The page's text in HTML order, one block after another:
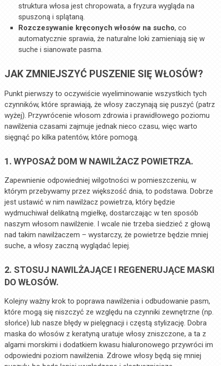
struktura włosa jest chropowata, a fryzura wygląda na
spuszoną i splątaną.
Rozczesywanie kręconych włosów na sucho, co
automatycznie sprawia, że naturalne loki zamieniają się w
suche i sianowate pasma.
JAK ZMNIEJSZYĆ PUSZENIE SIĘ WŁOSÓW?
Punkt pierwszy to oczywiście wyeliminowanie wszystkich tych
czynników, które sprawiają, że włosy zaczynają się puszyć (patrz
wyżej). Przywrócenie włosom zdrowia i prawidłowego poziomu
nawilżenia czasami zajmuje jednak nieco czasu, więc warto
sięgnąć po kilka patentów, które pomogą.
1. WYPOSAŻ DOM W NAWILŻACZ POWIETRZA.
Zapewnienie odpowiedniej wilgotności w pomieszczeniu, w
którym przebywamy przez większość dnia, to podstawa. Dobrze
jest ustawić w nim nawilżacz powietrza, który będzie
wydmuchiwał delikatną mgiełkę, dostarczając w ten sposób
naszym włosom nawilżenie. I wcale nie trzeba siedzieć z głową
nad takim nawilżaczem – wystarczy, że powietrze będzie mniej
suche, a włosy zaczną wyglądać lepiej.
2. STOSUJ NAWILŻAJĄCE I REGENERUJĄCE MASKI
DO WŁOSÓW.
Kolejny ważny krok to poprawa nawilżenia i odbudowanie pasm,
które mogą się niszczyć ze względu na czynniki zewnętrzne (np.
słońce) lub nasze błędy w pielęgnacji i częstą stylizację. Dobra
maska do włosów z keratyną uratuje włosy zniszczone, a ta z
algami morskimi i dodatkiem kwasu hialuronowego przywróci im
odpowiedni poziom nawilżenia. Zdrowe włosy będą się mniej